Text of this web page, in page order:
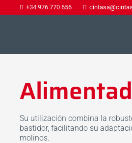
+34 976 770 656
Su utilización combina la
bastidor, facilitando su
molinos.